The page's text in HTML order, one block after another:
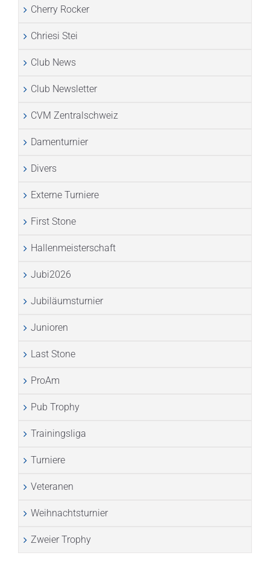
Cherry Rocker
Chriesi Stei
Club News
Club Newsletter
CVM Zentralschweiz
Damenturnier
Divers
Externe Turniere
First Stone
Hallenmeisterschaft
Jubi2026
Jubiläumsturnier
Junioren
Last Stone
ProAm
Pub Trophy
Trainingsliga
Turniere
Veteranen
Weihnachtsturnier
Zweier Trophy